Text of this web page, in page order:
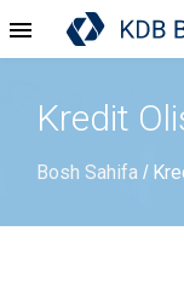
Kredit
Bosh Sahifa /